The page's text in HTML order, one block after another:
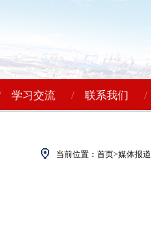
学习交流 / 联系我们 /
当前位置： 首页>媒体报道